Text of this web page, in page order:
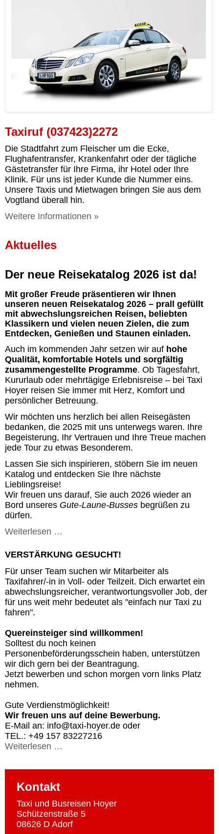
Taxiruf (037423)2272
Die Stadtfahrt zum Fleischer um die Ecke,
Flughafentransfer, Krankenfahrt oder der tägliche
Gästetransfer für Ihre Firma, ihr Hotel oder Ihre
Klinik. Für uns ist jeder Kunde die Nummer eins.
Unsere Taxis und Mietwagen bringen Sie aus dem
Vogtland überall hin.
Weitere Informationen »
Aktuelles
Der neue Reisekatalog 2026 ist da!
Mit großer Freude präsentieren wir Ihnen
unseren neuen Reisekatalog 2026 – prall gefüllt
mit abwechslungsreichen Reisen, beliebten
Klassikern und vielen neuen Zielen, die zum
Entdecken, Genießen und Staunen einladen.
Auch im kommenden Jahr setzen wir auf hohe
Qualität, komfortable Hotels und sorgfältig
zusammengestellte Programme. Ob Tagesfahrt,
Kururlaub oder mehrtägige Erlebnisreise – bei Taxi
Hoyer reisen Sie immer mit Herz, Komfort und
persönlicher Betreuung.
Wir möchten uns herzlich bei allen Reisegästen
bedanken, die 2025 mit uns unterwegs waren. Ihre
Begeisterung, Ihr Vertrauen und Ihre Treue machen
jede Tour zu etwas Besonderem.
Lassen Sie sich inspirieren, stöbern Sie im neuen
Katalog und entdecken Sie Ihre nächste
Lieblingsreise!
Wir freuen uns darauf, Sie auch 2026 wieder an
Bord unseres Gute-Laune-Busses begrüßen zu
dürfen.
Weiterlesen …
VERSTÄRKUNG GESUCHT!
Für unser Team suchen wir Mitarbeiter als
Taxifahrer/-in in Voll- oder Teilzeit. Dich erwartet ein
abwechslungsreicher, verantwortungsvoller Job, der
für uns weit mehr bedeutet als "einfach nur Taxi zu
fahren".
Quereinsteiger sind willkommen!
Solltest du noch keinen
Personenbeförderungsschein haben, unterstützen
wir dich gern bei der Beantragung.
Jetzt bewerben und schon morgen vorn links Platz
nehmen.
Gute Verdienstmöglichkeit!
Wir freuen uns auf deine Bewerbung.
E-Mail an: info@taxi-hoyer.de oder
TEL.: +49 157 83227216
Weiterlesen …
Kontakt
Taxi und Busreisen Hoyer
Schützenstraße 5
08626 D Adorf